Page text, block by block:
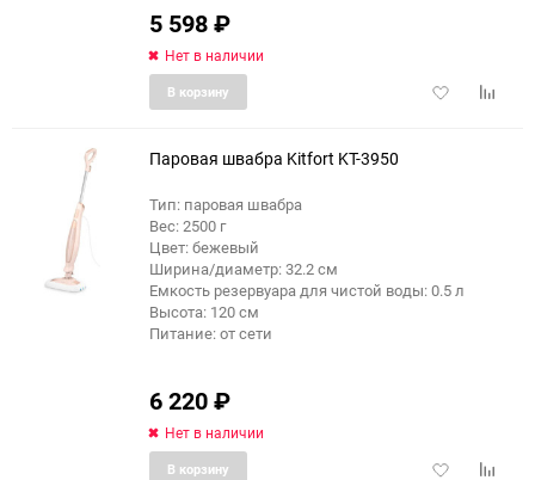
5 598₽
Нет в наличии
Добавить
В корзину
еще 11 фото
Паровая швабра Kitfort KT-3950
Тип: паровая швабра
Вес: 2500 г
Цвет: бежевый
Ширина/диаметр: 32.2 см
Емкость резервуара для чистой воды: 0.5 л
Высота: 120 см
Питание: от сети
6 220₽
Нет в наличии
Добавить
В корзину